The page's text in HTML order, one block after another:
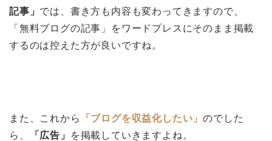
記事」 では、書き方も内容も変わってきますので、
「無料ブログの記事」をワードプレスにそのまま掲載
するのは控えた方が良いですね。
また、これから 「ブログを収益化したい」のでした
ら、
「広告」 を掲載していきますよね。